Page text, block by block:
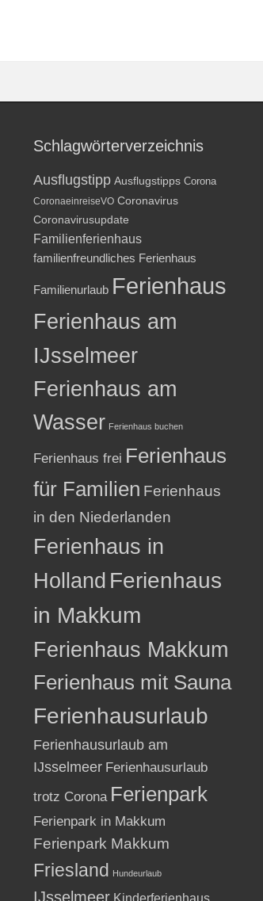
Schlagwörterverzeichnis
Ausflugstipp Ausflugstipps Corona
CoronaeinreiseVO Coronavirus
Coronavirusupdate
Familienferienhaus
familienfreundliches Ferienhaus
Familienurlaub Ferienhaus
Ferienhaus am
IJsselmeer
Ferienhaus am
Wasser Ferienhaus buchen
Ferienhaus frei Ferienhaus
für Familien Ferienhaus
in den Niederlanden
Ferienhaus in
Holland Ferienhaus
in Makkum
Ferienhaus Makkum
Ferienhaus mit Sauna
Ferienhausurlaub
Ferienhausurlaub am
IJsselmeer Ferienhausurlaub
trotz Corona Ferienpark
Ferienpark in Makkum
Ferienpark Makkum
Friesland Hundeurlaub
IJsselmeer Kinderferienhaus